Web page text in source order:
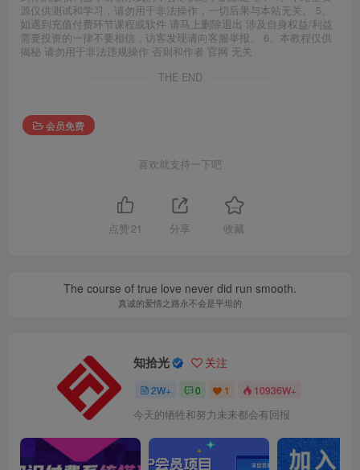
源仅供测试和学习，请勿用于非法操作，一切后果与本站无关。 5、
如遇到充值付费环节课程或软件 请马上删除退出 涉及自身权益/利益
需要投资的一律不要相信，访客发现请向客服举报。 6、本教程仅供
揭秘 请勿用于非法违规操作 否则和作者 官网 无关
THE END
会员免费
喜欢就支持一下吧
点赞 21 分享 收藏
The course of true love never did run smooth.
真诚的爱情之路永不会是平坦的
知拾光 关注
2W+ 0 1 10936W+
今天的牺牲和努力未来都会有回报